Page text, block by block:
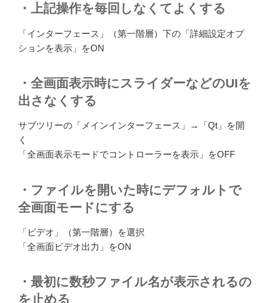
・上記操作を毎回しなくてよくする
「インターフェース」（第一階層）下の「詳細設定オプ
ションを表示」をON
・全画面表示時にスライダーなどのUIを
出さなくする
サブツリーの「メインインターフェース」→「Qt」を開
く
「全画面表示モードでコントローラーを表示」をOFF
・ファイルを開いた時にデフォルトで
全画面モードにする
「ビデオ」（第一階層）を選択
「全画面ビデオ出力」をON
・最初に数秒ファイル名が表示されるの
を止める